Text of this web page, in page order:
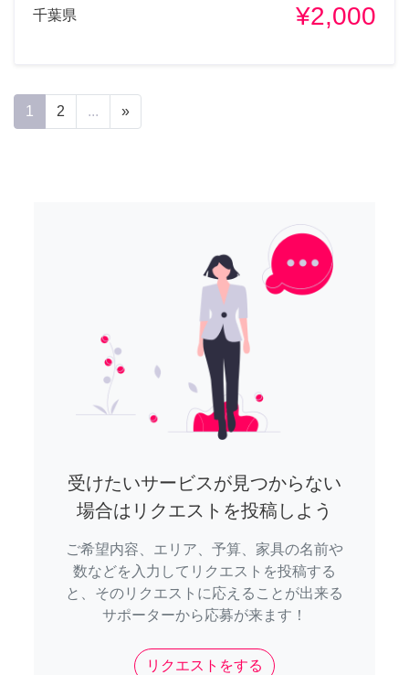
千葉県 ¥2,000
1 2 ... »
受けたいサービスが見つからない
場合はリクエストを投稿しよう
ご希望内容、エリア、予算、家具の名前や
数などを入力してリクエストを投稿する
と、そのリクエストに応えることが出来る
サポーターから応募が来ます！
リクエストをする